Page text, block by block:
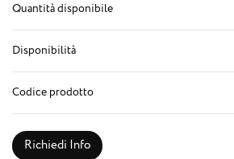
Quantità disponibile
Disponibilità
Codice prodotto
Richiedi Info